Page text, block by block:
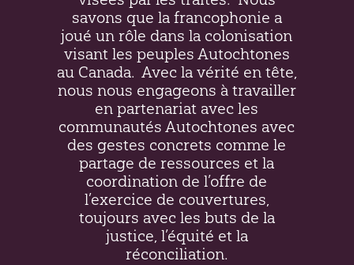
savons que la francophonie a
joué un rôle dans la colonisation
visant les peuples Autochtones
au Canada. Avec la vérité en tête,
nous nous engageons à travailler
en partenariat avec les
communautés Autochtones avec
des gestes concrets comme le
partage de ressources et la
coordination de l’offre de
l’exercice de couvertures,
toujours avec les buts de la
justice, l’équité et la
réconciliation.